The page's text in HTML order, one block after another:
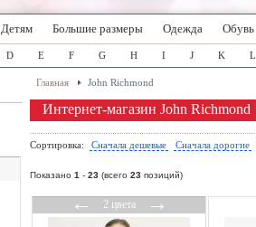
Детям Большие размеры Одежда Обувь
D E F G H I J K L
Главная John Richmond
Интернет-магазин John Richmond
Сортировка: Сначала дешевые Сначала дорогие
Показано 1 - 23 (всего 23 позиций)
←2 цвета→